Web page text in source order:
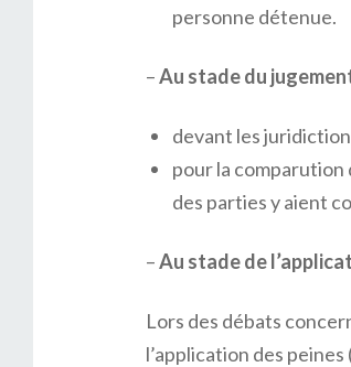
personne détenue.
–Au stade du
devant les
pour la comparution
des parties y aient
–Au stade de
Lors des débats
l’application des